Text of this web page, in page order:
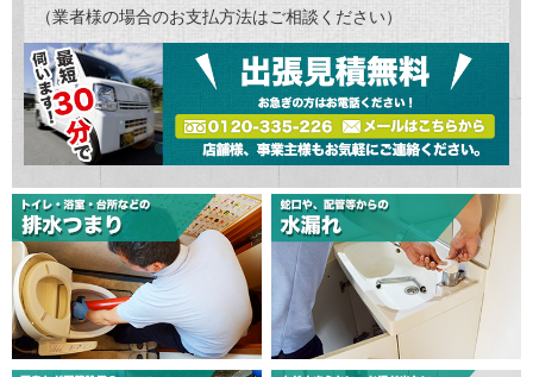
（業者様の場合のお支払方法はご相談ください）